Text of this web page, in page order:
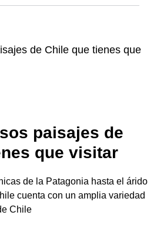
paisajes de
que visitar
de la Patagonia hasta el árido
cuenta con un amplia variedad
Chile